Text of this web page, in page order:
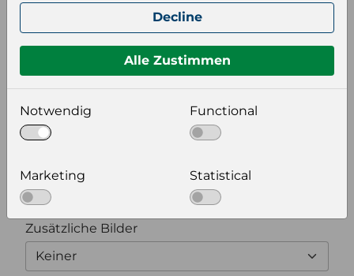
wählen Sie eine Auflösung für Ihr Bild aus
Optional weitere Produktinformationen zum
Download auswählen
Zusätzliche Bilder
Keiner
Decline
Alle Zustimmen
Notwendig Functional
Marketing Statistical